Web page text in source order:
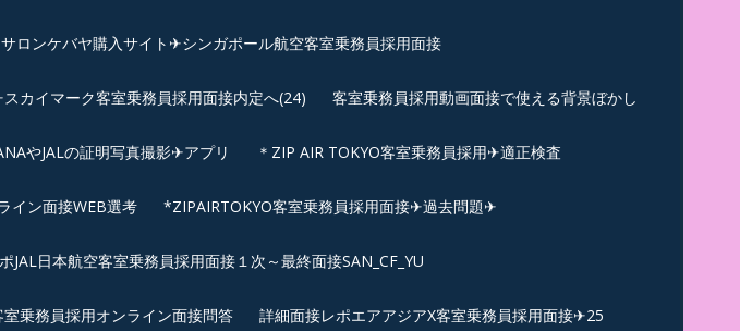
ロンケバヤ購入サイト✈シンガポール航空客室乗務員採用面接
カイマーク客室乗務員採用面接内定へ(24) 客室乗務員採用動画面接で使える背景ぼかし
やJALの証明写真撮影✈︎アプリ ＊ZIP AIR TOKYO客室乗務員採用✈適正検査
イン面接WEB選考 *ZIPAIRTOKYO客室乗務員採用面接✈過去問題✈︎
JAL日本航空客室乗務員採用面接１次～最終面接SAN_CF_YU
室乗務員採用オンライン面接問答 詳細面接レポエアアジアX客室乗務員採用面接✈25